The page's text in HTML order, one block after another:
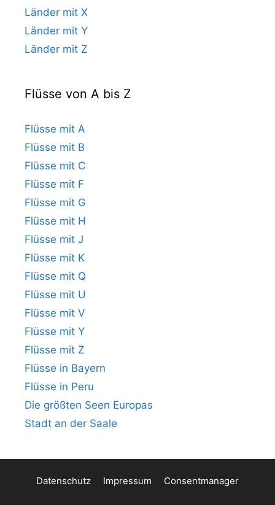
Länder mit X
Länder mit Y
Länder mit Z
Flüsse von A bis Z
Flüsse mit A
Flüsse mit B
Flüsse mit C
Flüsse mit F
Flüsse mit G
Flüsse mit H
Flüsse mit J
Flüsse mit K
Flüsse mit Q
Flüsse mit U
Flüsse mit V
Flüsse mit Y
Flüsse mit Z
Flüsse in Bayern
Flüsse in Peru
Die größten Seen Europas
Stadt an der Saale
Datenschutz Impressum Consentmanager